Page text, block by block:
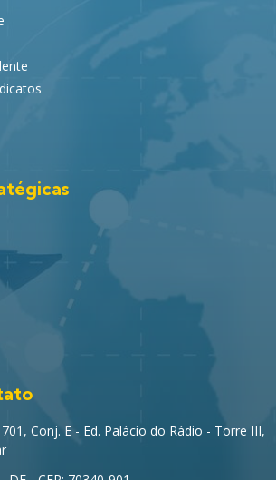
Conj. E - Ed. Palácio do Rádio - Torre III,